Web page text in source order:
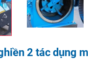
2 tác dụng